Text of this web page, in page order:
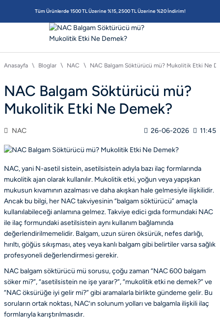
Tüm Ürünlerde 1500 TL Üzerine %15, 2500 TL Üzerine %20 İndirim!
Anasayfa Bloglar NAC NAC Balgam Söktürücü mü? Mukolitik Etki Ne
NAC Balgam Söktürücü mü?
Mukolitik Etki Ne Demek?
NAC 26-06-2026 11:45
NAC, yani N-asetil sistein, asetilsistein adıyla bazı ilaç formlarında
mukolitik ajan olarak kullanılır. Mukolitik etki, yoğun veya yapışkan
mukusun kıvamının azalması ve daha akışkan hale gelmesiyle ilişkilidir.
Ancak bu bilgi, her NAC takviyesinin “balgam söktürücü” amaçla
kullanılabileceği anlamına gelmez. Takviye edici gıda formundaki NAC
ile ilaç formundaki asetilsistein aynı kullanım bağlamında
değerlendirilmemelidir. Balgam, uzun süren öksürük, nefes darlığı,
hırıltı, göğüs sıkışması, ateş veya kanlı balgam gibi belirtiler varsa sağlık
profesyoneli değerlendirmesi gerekir.
NAC balgam söktürücü mü sorusu, çoğu zaman “NAC 600 balgam
söker mi?”, “asetilsistein ne işe yarar?”, “mukolitik etki ne demek?” ve
“NAC öksürüğe iyi gelir mi?” gibi aramalarla birlikte gündeme gelir. Bu
soruların ortak noktası, NAC’ın solunum yolları ve balgamla ilişkili ilaç
formlarıyla karıştırılmasıdır.